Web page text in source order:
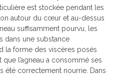
est stockée pendant les
autour du cœur et au-dessus
suffisamment pourvu, les
dans une substance
la forme des viscères posés
que l’agneau a consommé ses
été correctement nourrie. Dans